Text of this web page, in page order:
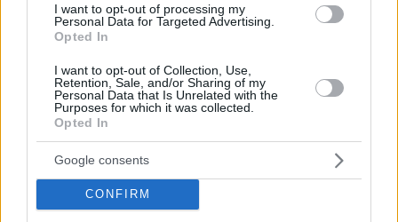
I want to opt-out of processing my
Personal Data for Targeted Advertising.
Opted In
I want to opt-out of Collection, Use,
Retention, Sale, and/or Sharing of my
Personal Data that Is Unrelated with the
Purposes for which it was collected.
Opted In
Google consents
CONFIRM
Előző cikk